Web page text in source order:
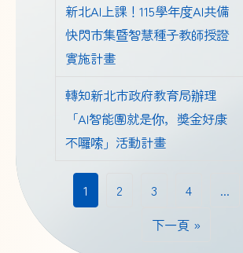
新北AI上課！115學年度AI共備
快閃市集暨智慧種子教師授證
實施計畫
轉知新北市政府教育局辦理
「AI智能團就是你，獎金好康
不囉嗦」活動計畫
1 2 3 4 ...
下一頁 »